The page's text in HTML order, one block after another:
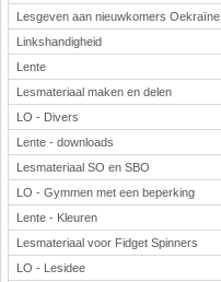
Lesgeven aan nieuwkomers Oekraïne
Linkshandigheid
Lente
Lesmateriaal maken en delen
LO - Divers
Lente - downloads
Lesmateriaal SO en SBO
LO - Gymmen met een beperking
Lente - Kleuren
Lesmateriaal voor Fidget Spinners
LO - Lesidee